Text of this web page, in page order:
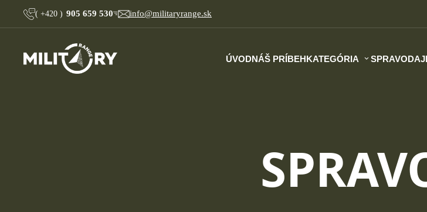
( +420 ) 905 659 530 info@militaryrange.sk
ÚVODNÁŠ PRÍBEHKATEGÓRIA SPRAVODAJ